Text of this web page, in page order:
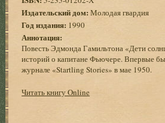
Издательский дом: Молодая гвардия
Год издания: 1990
Аннотация:
Повесть Эдмонда Гамильтона «Дети
историй о капитане Фьючере. Впервые
журнале «Startling Stories» в мае 1950.
Читать книгу Online